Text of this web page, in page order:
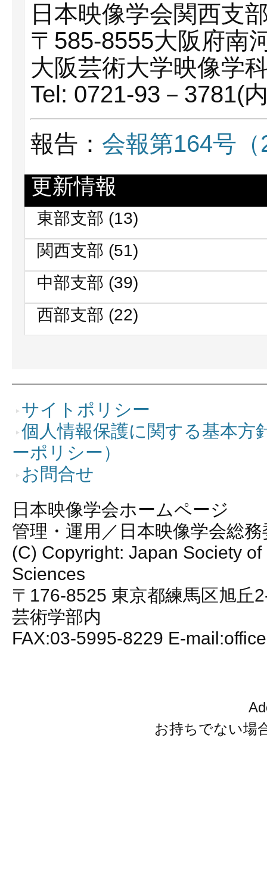
日本映像学会関西支
〒585-8555大阪府南
大阪芸術大学映像学
Tel: 0721-93－3781(
報告： 会報第164号
更新情報
東部支部 (13)
関西支部 (51)
中部支部 (39)
西部支部 (22)
サイトポリシー
個人情報保護に関する基本方
ーポリシー）
お問合せ
日本映像学会ホームページ
管理・運用／日本映像学会総
(C) Copyright: Japan Society of
Sciences
〒176-8525 東京都練馬区旭丘
芸術学部内
FAX:03-5995-8229 E-
お持ちでない場